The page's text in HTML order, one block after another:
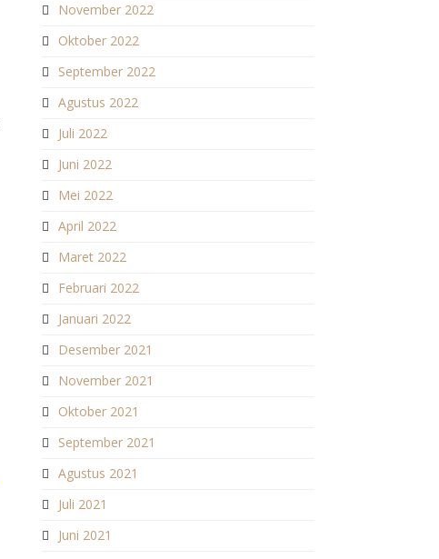
November 2022
Oktober 2022
September 2022
Agustus 2022
Juli 2022
Juni 2022
Mei 2022
April 2022
Maret 2022
Februari 2022
Januari 2022
Desember 2021
November 2021
Oktober 2021
September 2021
Agustus 2021
Juli 2021
Juni 2021